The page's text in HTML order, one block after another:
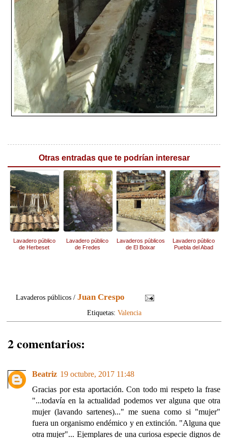
Otras entradas que te podrían interesar
Lavadero público
de Herbeset
Lavadero público
de Fredes
Lavaderos públicos
de El Boixar
Lavadero público
Puebla del Abad
Lavaderos públicos /Juan Crespo
Etiquetas: Valencia
2 comentarios:
Beatriz 19 octubre, 2017 11:48
Gracias por esta aportación. Con todo mi respeto la frase
"...todavía en la actualidad podemos ver alguna que otra
mujer (lavando sartenes)..." me suena como si "mujer"
fuera un organismo endémico y en extinción. "Alguna que
otra mujer"... Ejemplares de una curiosa especie dignos de